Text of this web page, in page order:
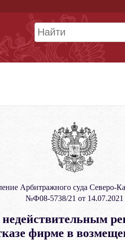
Арбитражного суда Северо-
№Ф08-5738/21 от 14.07.2021
фирме в